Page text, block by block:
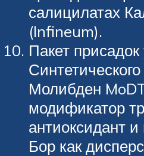
салицилатах
(Infineum).
Пакет присадок
Молибден
модификатор
антиоксидант и
Бор как